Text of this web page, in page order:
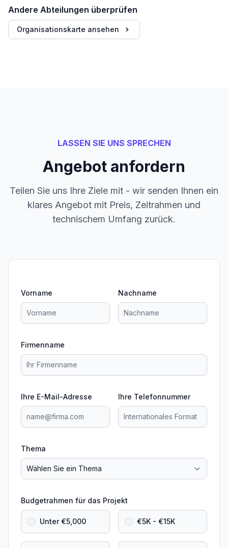
Andere Abteilungen überprüfen
Organisationskarte ansehen
LASSEN SIE UNS SPRECHEN
Angebot anfordern
Teilen Sie uns Ihre Ziele mit - wir senden Ihnen ein
klares Angebot mit Preis, Zeitrahmen und
technischem Umfang zurück.
Vorname Nachname
Firmenname
Ihre E-Mail-Adresse Ihre Telefonnummer
Thema
Budgetrahmen für das Projekt
Unter €5,000 €5K - €15K